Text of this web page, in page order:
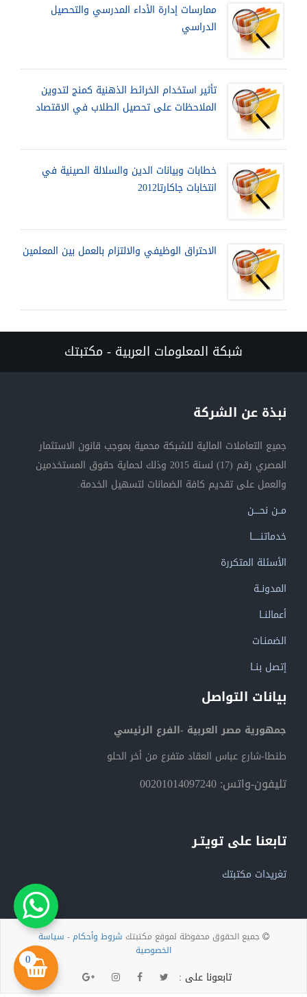
ممارسات إدارة الأداء المدرسي والتحصيل
الدراسي
تأثير استخدام الخرائط الذهنية كمنج لتدوين
الملاحظات على تحصيل الطلاب في الاقتصاد
خطابات وبيانات الدين والسلالة الصينية في
انتخابات جاكارتا2012
الاحتراق الوظيفي والالتزام بالعمل بين المعلمين
0
شبكة المعلومات العربية - مكتبتك
نبذة عن الشركة
جميع التعاملات المالية للشبكة محمية بموجب قانون الاستثمار
المصري رقم (17) لسنة 2015 وذلك لحماية حقوق المستخدمين
والعمل على تقديم كافة الضمانات لتسهيل الخدمة.
مــن نحــــن
خدماتنــــــا
الأسئلة المتكررة
المدونــة
أعمالنــا
الضمنـات
إتصل بنــا
بيانات التواصل
جمهورية مصر العربية -الفرع الرئيسي
طنطا-شارع عباس العقاد متفرع من أخر الحلو
تليفون-واتس: 00201014097240
تابعنا على تويتـر
تغريدات مكتبتك
جميع الحقوق محفوظة لموقع مكتبتك شروط وأحكام- سياسة
الخصوصية
تابعونا على :